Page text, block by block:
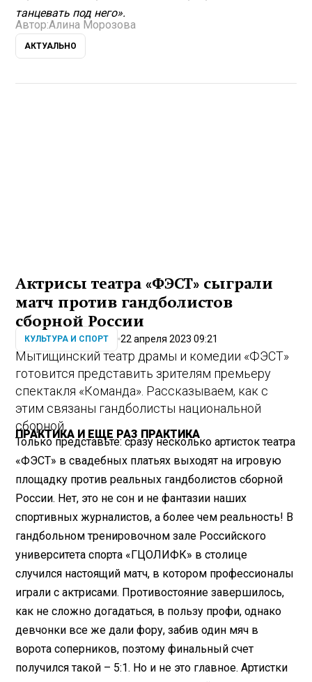
танцевать под него».
Автор:Алина Морозова
АКТУАЛЬНО
Актрисы театра «ФЭСТ» сыграли
матч против гандболистов
сборной России
КУЛЬТУРА И СПОРТ 22 апреля 2023 09:21
Мытищинский театр драмы и комедии «ФЭСТ»
готовится представить зрителям премьеру
спектакля «Команда». Рассказываем, как с
этим связаны гандболисты национальной
сборной.
ПРАКТИКА И ЕЩЕ РАЗ ПРАКТИКА
Только представьте: сразу несколько артисток театра
«ФЭСТ» в свадебных платьях выходят на игровую
площадку против реальных гандболистов сборной
России. Нет, это не сон и не фантазии наших
спортивных журналистов, а более чем реальность! В
гандбольном тренировочном зале Российского
университета спорта «ГЦОЛИФК» в столице
случился настоящий матч, в котором профессионалы
играли с актрисами. Противостояние завершилось,
как не сложно догадаться, в пользу профи, однако
девчонки все же дали фору, забив один мяч в
ворота соперников, поэтому финальный счет
получился такой – 5:1. Но и не это главное. Артистки